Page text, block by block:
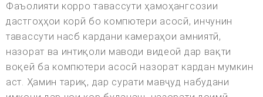
Фаъолияти корро тавассути ҳамоҳангсозии
дастгоҳҳои корӣ бо компютери асосӣ, инчунин
тавассути насб кардани камераҳои амниятӣ,
назорат ва интиқоли маводи видеоӣ дар вақти
воқеӣ ба компютери асосӣ назорат кардан мумкин
аст. Ҳамин тариқ, дар сурати мавҷуд набудани